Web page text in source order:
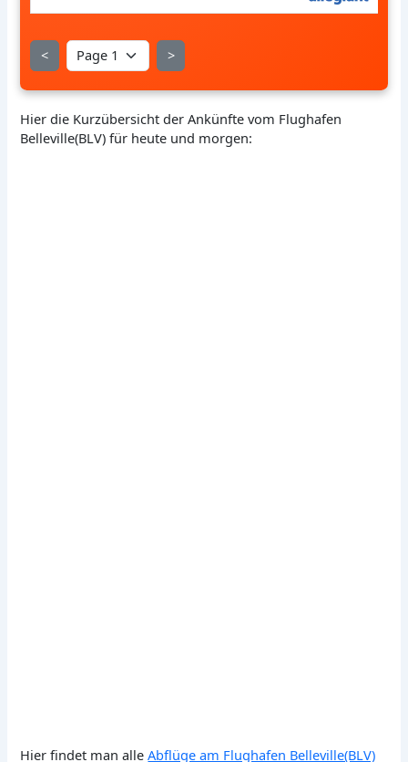
< >
Hier die Kurzübersicht der Ankünfte vom Flughafen
Belleville(BLV) für heute und morgen:
Hier findet man alleAbflüge am Flughafen Belleville(BLV)